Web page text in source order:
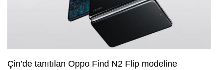
Çin’de tanıtılan Oppo Find N2 Flip modeline